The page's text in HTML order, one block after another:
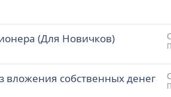
(Для Новичков)
вложения собственных денег